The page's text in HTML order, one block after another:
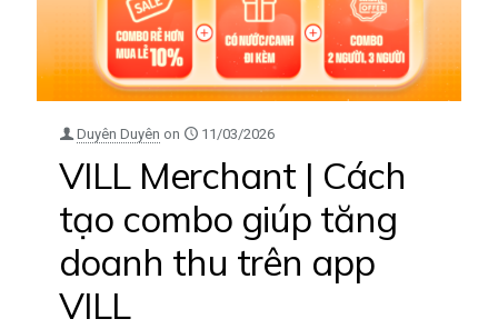
Duyên Duyên on 11/03/2026
VILL Merchant | Cách
tạo combo giúp tăng
doanh thu trên app
VILL